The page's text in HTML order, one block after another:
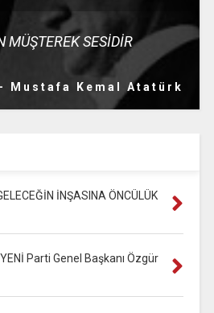
MÜŞTEREK SESİDİR
- Mustafa Kemal Atatürk
İNŞASINA ÖNCÜLÜK
Parti Genel Başkanı Özgür